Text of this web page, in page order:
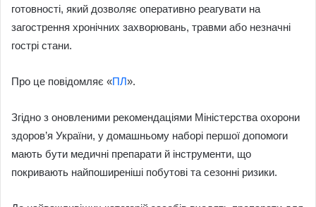
готовності, який дозволяє оперативно реагувати на
загострення хронічних захворювань, травми або незначні
гострі стани.
Про це повідомляє «ПЛ».
Згідно з оновленими рекомендаціями Міністерства охорони
здоров’я України, у домашньому наборі першої допомоги
мають бути медичні препарати й інструменти, що
покривають найпоширеніші побутові та сезонні ризики.